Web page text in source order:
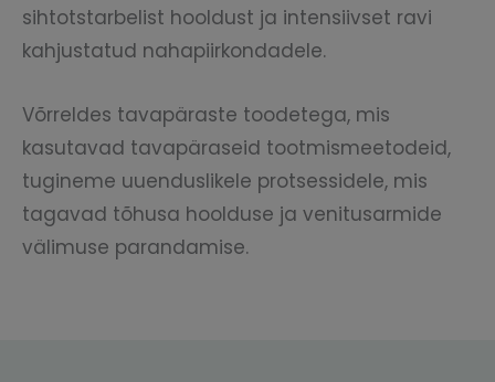
sihtotstarbelist hooldust ja intensiivset ravi
kahjustatud nahapiirkondadele.
Võrreldes tavapäraste toodetega, mis
kasutavad tavapäraseid tootmismeetodeid,
tugineme uuenduslikele protsessidele, mis
tagavad tõhusa hoolduse ja venitusarmide
välimuse parandamise.